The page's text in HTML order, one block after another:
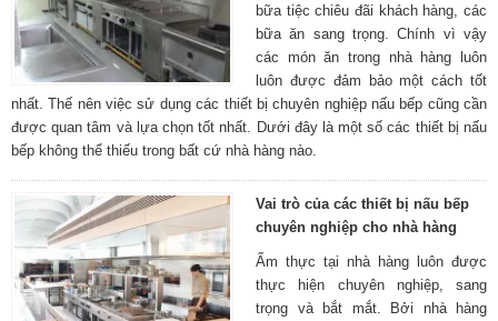
bữa tiệc chiêu đãi khách hàng, các
bữa ăn sang trọng. Chính vì vậy
các món ăn trong nhà hàng luôn
luôn được đảm bảo một cách tốt
nhất. Thế nên việc sử dụng các thiết bị chuyên nghiệp nấu bếp cũng cần
được quan tâm và lựa chọn tốt nhất. Dưới đây là một số các thiết bị nấu
bếp không thể thiếu trong bất cứ nhà hàng nào.
Vai trò của các thiết bị nấu bếp
chuyên nghiệp cho nhà hàng
Ẩm thực tại nhà hàng luôn được
thực hiện chuyên nghiệp, sang
trọng và bắt mắt. Bởi nhà hàng